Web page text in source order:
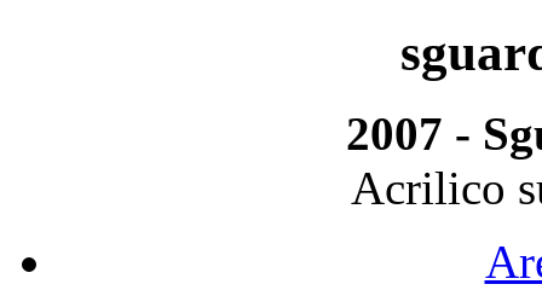
2007 -
Acrilico